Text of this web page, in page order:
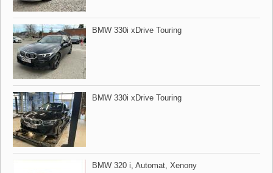
BMW 330i xDrive Touring
BMW 330i xDrive Touring
BMW 320 i,​ Automat,​ Xenony